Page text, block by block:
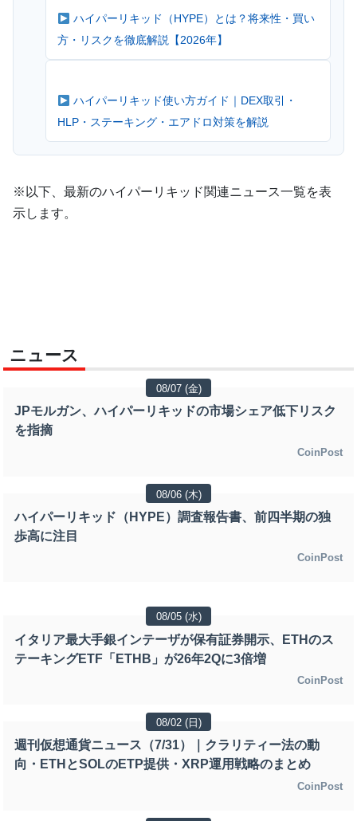
ハイパーリキッド（HYPE）とは？将来性・買い
方・リスクを徹底解説【2026年】
ハイパーリキッド使い方ガイド｜DEX取引・
HLP・ステーキング・エアドロ対策を解説
※以下、最新のハイパーリキッド関連ニュース一覧を表
示します。
ニュース
08/07 (金)
JPモルガン、ハイパーリキッドの市場シェア低下リスク
を指摘
CoinPost
08/06 (木)
ハイパーリキッド（HYPE）調査報告書、前四半期の独
歩高に注目
CoinPost
08/05 (水)
イタリア最大手銀インテーザが保有証券開示、ETHのス
テーキングETF「ETHB」が26年2Qに3倍増
CoinPost
08/02 (日)
週刊仮想通貨ニュース（7/31）｜クラリティー法の動
向・ETHとSOLのETP提供・XRP運用戦略のまとめ
CoinPost